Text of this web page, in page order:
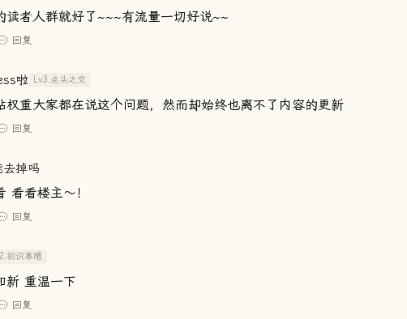
读者人群就好了~~~有流量一切好说~~
回复
啦 Lv3.点头之交
权重大家都在说这个问题，然而却始终也离不了内容的更新
回复
去掉吗
看看楼主～！
回复
初识寒暄
新 重温一下
回复